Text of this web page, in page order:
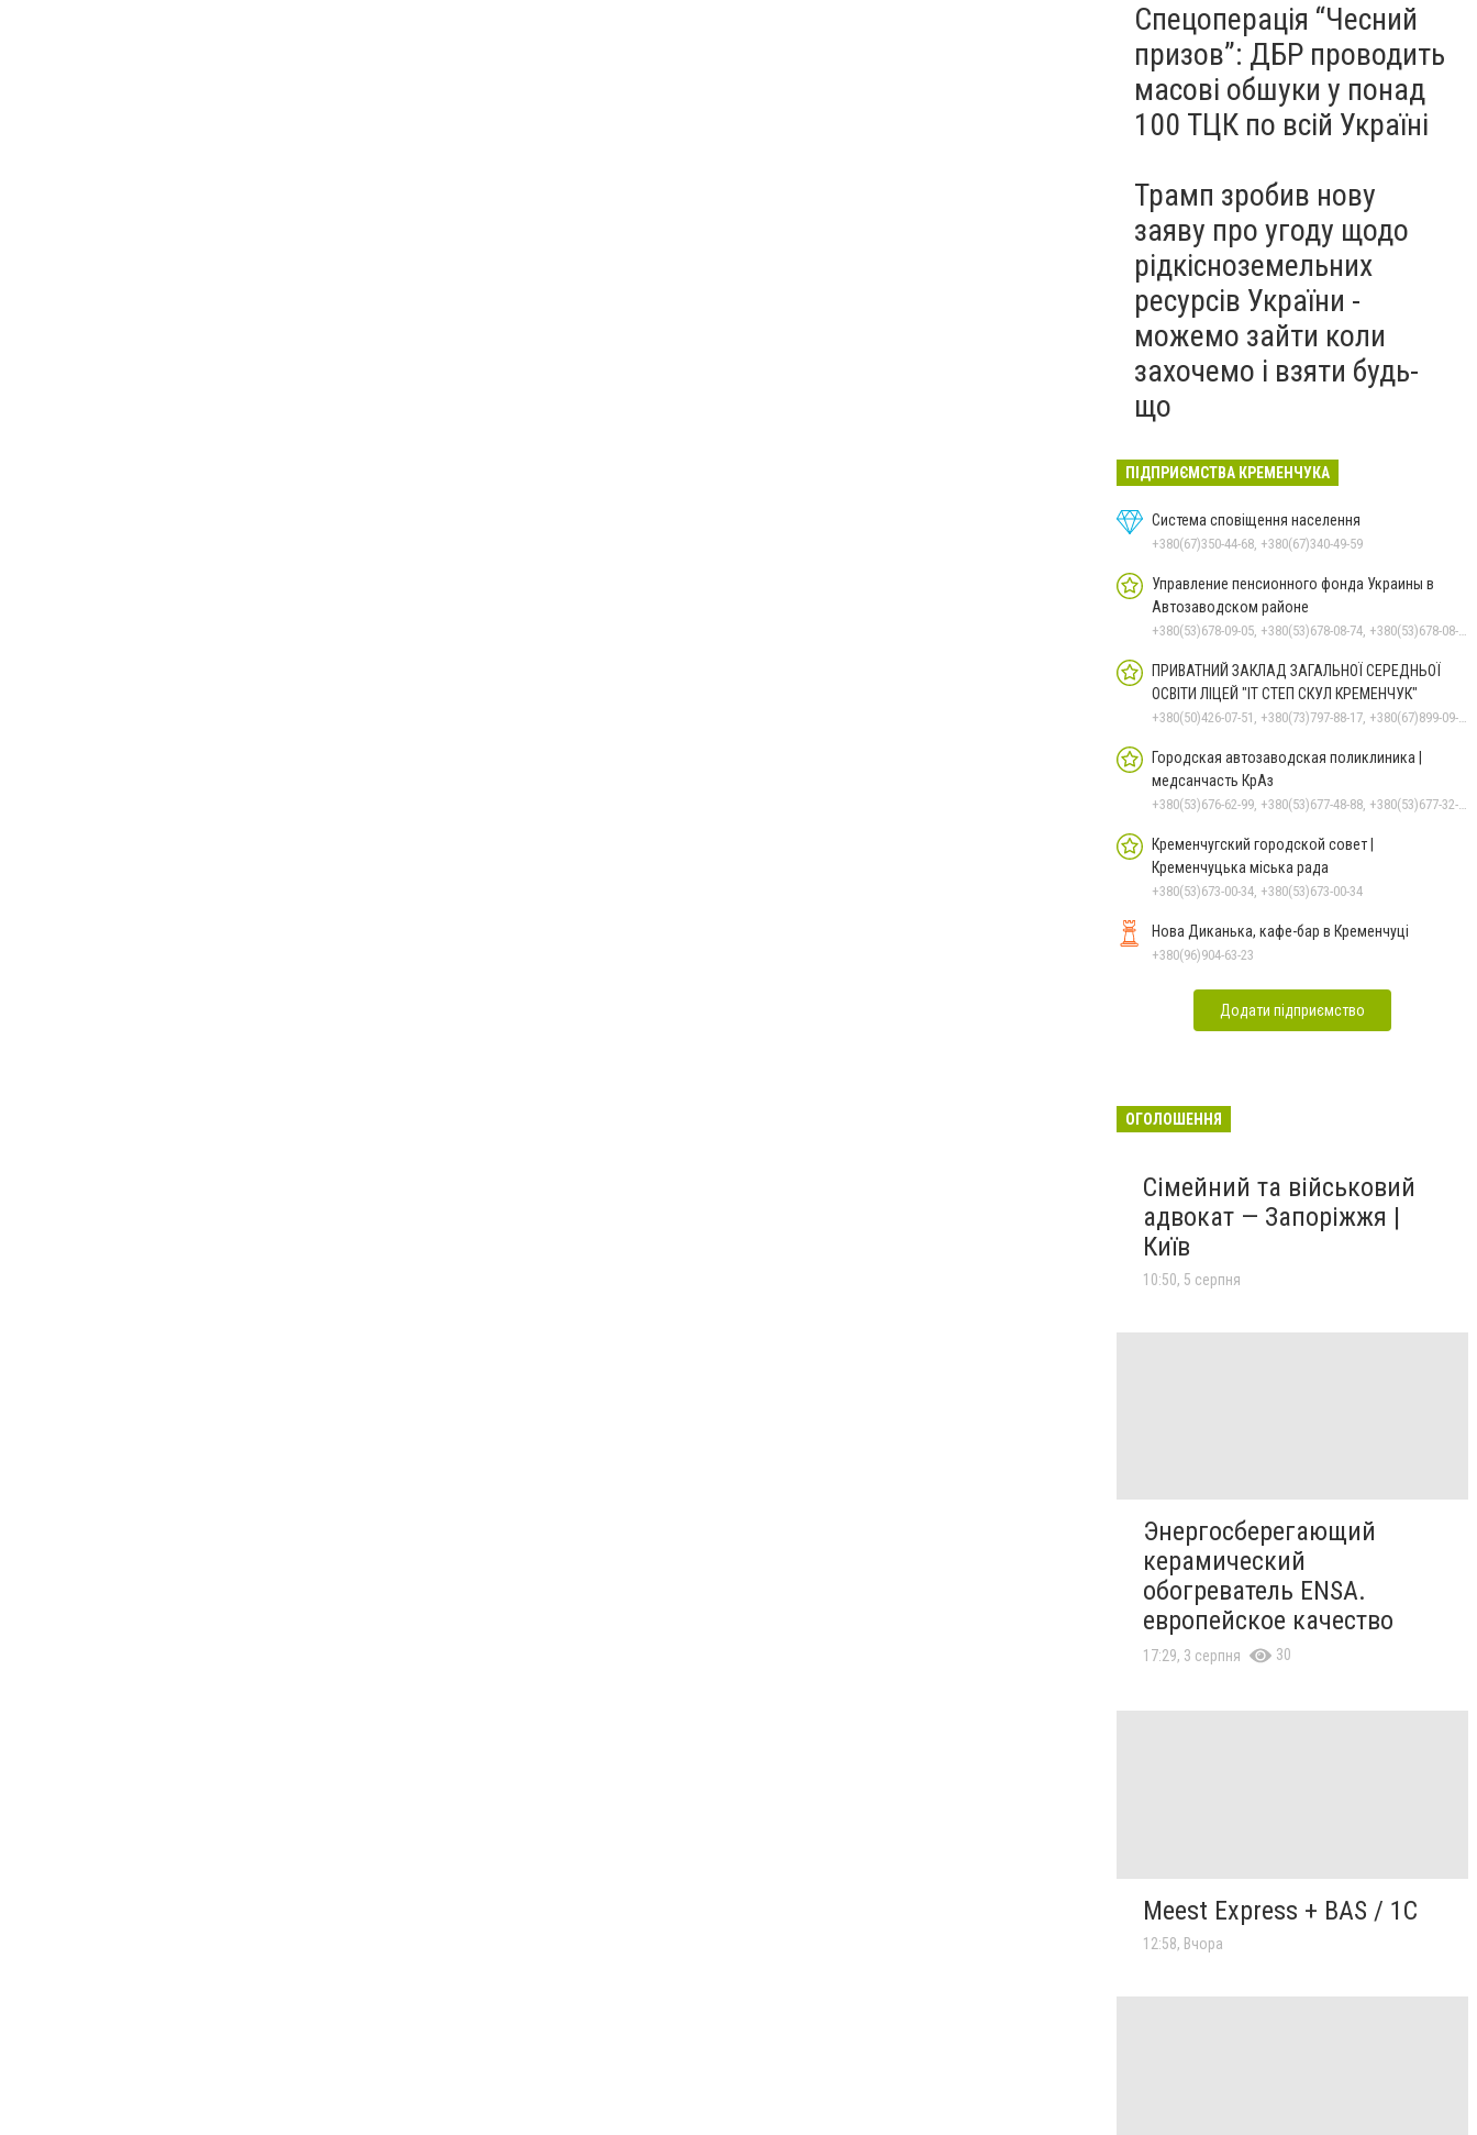
Спецоперація “Чесний
призов”: ДБР проводить
масові обшуки у понад
100 ТЦК по всій Україні
Трамп зробив нову
заяву про угоду щодо
рідкісноземельних
ресурсів України -
можемо зайти коли
захочемо і взяти будь-
що
ПІДПРИЄМСТВА КРЕМЕНЧУКА
Система сповіщення населення
+380(67)350-44-68, +380(67)340-49-59
Управление пенсионного фонда Украины в
Автозаводском районе
+380(53)678-09-05, +380(53)678-08-74, +380(53)678-08-83, +380(53)678-08-41, +380(53)678-08-86
ПРИВАТНИЙ ЗАКЛАД ЗАГАЛЬНОЇ СЕРЕДНЬОЇ
ОСВІТИ ЛІЦЕЙ "ІТ СТЕП СКУЛ КРЕМЕНЧУК"
+380(50)426-07-51, +380(73)797-88-17, +380(67)899-09-16
Городская автозаводская поликлиника |
медсанчасть КрАз
+380(53)676-62-99, +380(53)677-48-88, +380(53)677-32-74, +380536766187
Кременчугский городской совет |
Кременчуцька міська рада
+380(53)673-00-34, +380(53)673-00-34
Нова Диканька, кафе-бар в Кременчуці
+380(96)904-63-23
Додати підприємство
ОГОЛОШЕННЯ
Сімейний та військовий
адвокат — Запоріжжя |
Київ
10:50, 5 серпня
Энергосберегающий
керамический
обогреватель ENSA.
европейское качество
17:29, 3 серпня 30
Meest Express + BAS / 1C
12:58, Вчора